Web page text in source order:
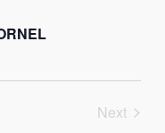
Next